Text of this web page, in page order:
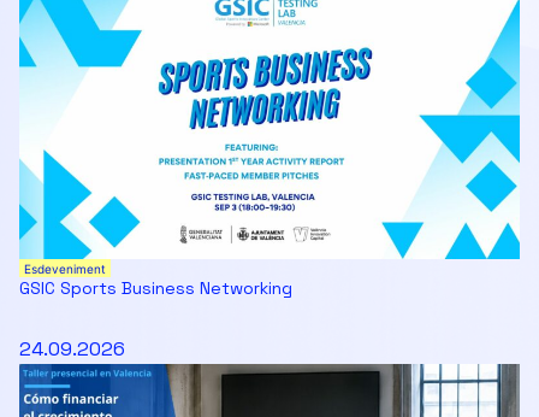
Esdeveniment
GSIC Sports Business Networking
24.09.2026